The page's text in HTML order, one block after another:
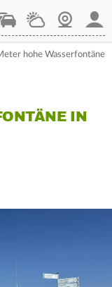
WetterWebcam
hohe Wasserfontäne
IN